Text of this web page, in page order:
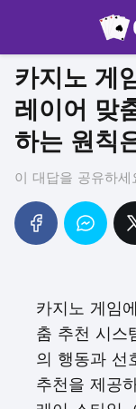
카지노 게
레이어 맞
하는 원칙
이 대답을 공유하세
카지노 게임
춤 추천 시스
의 행동과 선
추천을 제공